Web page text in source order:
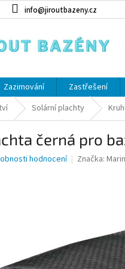
info@jiroutbazeny.cz
Zazimování Zastřešení
Solární plachty
černá pro
je 0,0 z 5 hvězdiček.
hodnocení Značka: